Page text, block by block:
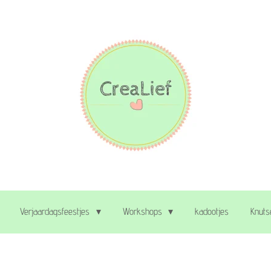
Verjaardagsfeestjes Workshops kadootjes